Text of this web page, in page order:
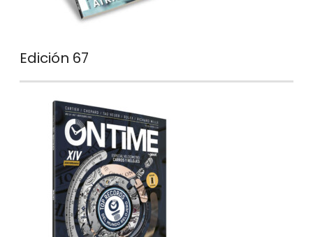
Edición 67